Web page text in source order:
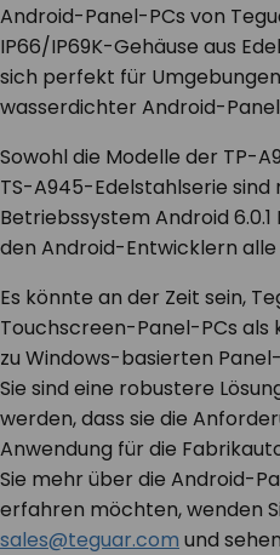
Android-Panel-PCs von
IP66/IP69K-Gehäuse aus
sich perfekt für
wasserdichter Android-
Sowohl die Modelle der TP-
TS-A945-Edelstahlserie
Betriebssystem Android
den Android-Entwicklern
Es könnte an der Zeit sein,
Touchscreen-Panel-PCs
zu Windows-basierten
Sie sind eine robustere
werden, dass sie die
Anwendung für die
Sie mehr über die Android-
erfahren möchten, wenden
sales@teguar.com und